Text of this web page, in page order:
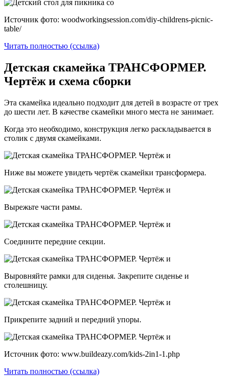
Источник фото: woodworkingsession.com/diy-childrens-picnic-
table/
Читать полностью (ссылка)
Детская скамейка ТРАНСФОРМЕР.
Чертёж и схема сборки
Эта скамейка идеально подходит для детей в возрасте от трех
до шести лет. В качестве скамейки много места не занимает.
Когда это необходимо, конструкция легко раскладывается в
столик с двумя скамейками.
Ниже вы можете увидеть чертёж скамейки трансформера.
Вырежьте части рамы.
Соедините передние секции.
Выровняйте рамки для сиденья. Закрепите сиденье и
столешницу.
Прикрепите задний и передний упоры.
Источник фото: www.buildeazy.com/kids-2in1-1.php
Читать полностью (ссылка)